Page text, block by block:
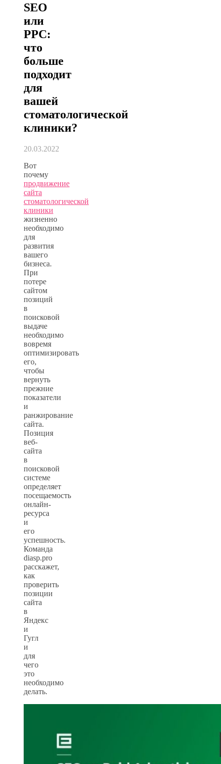
SEO
или
PPC:
что
больше
подходит
для
вашей
стоматологической
клиники?
20.03.2022
Вот
почему
продвижение
сайта
стоматологической
клиники
жизненно
необходимо
для
развития
вашего
бизнеса.
При
потере
сайтом
позиций
в
поисковой
выдаче
необходимо
вовремя
оптимизировать
его,
чтобы
вернуть
прежние
показатели
и
ранжирование
сайта.
Позиция
веб-
сайта
в
поисковой
системе
определяет
посещаемость
онлайн-
ресурса
и
его
успешность.
Команда
diasp.pro
расскажет,
как
проверить
позиции
сайта
в
Яндекс
и
Гугл
и
для
чего
это
необходимо
делать.